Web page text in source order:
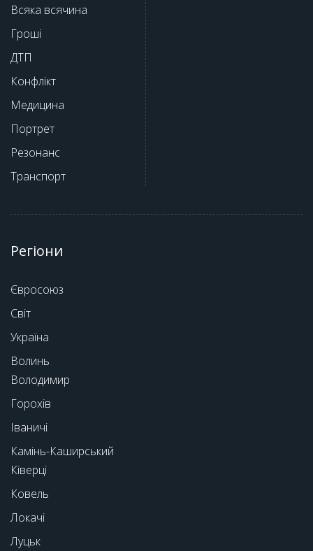
Всяка всячина
Гроші
ДТП
Конфлікт
Медицина
Портрет
Резонанс
Транспорт
Регіони
Євросоюз
Світ
Україна
Волинь
Володимир
Горохів
Іваничі
Камінь-Каширський
Ківерці
Ковель
Локачі
Луцьк